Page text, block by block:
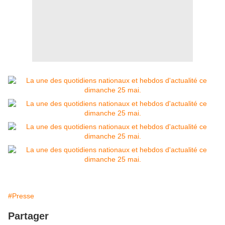
#Presse
Partager